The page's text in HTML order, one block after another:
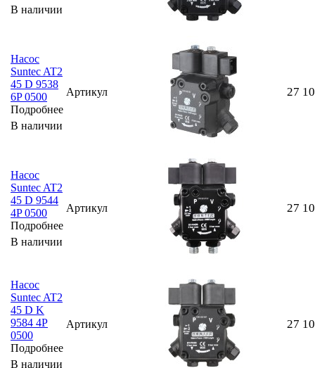
В наличии
Насос
Suntec AT2
45 D 9538
6P 0500
Подробнее
В наличии
Артикул 27
Насос
Suntec AT2
45 D 9544
4P 0500
Подробнее
В наличии
Артикул 27
Насос
Suntec AT2
45 D K
9584 4P
0500
Подробнее
В наличии
Артикул 27